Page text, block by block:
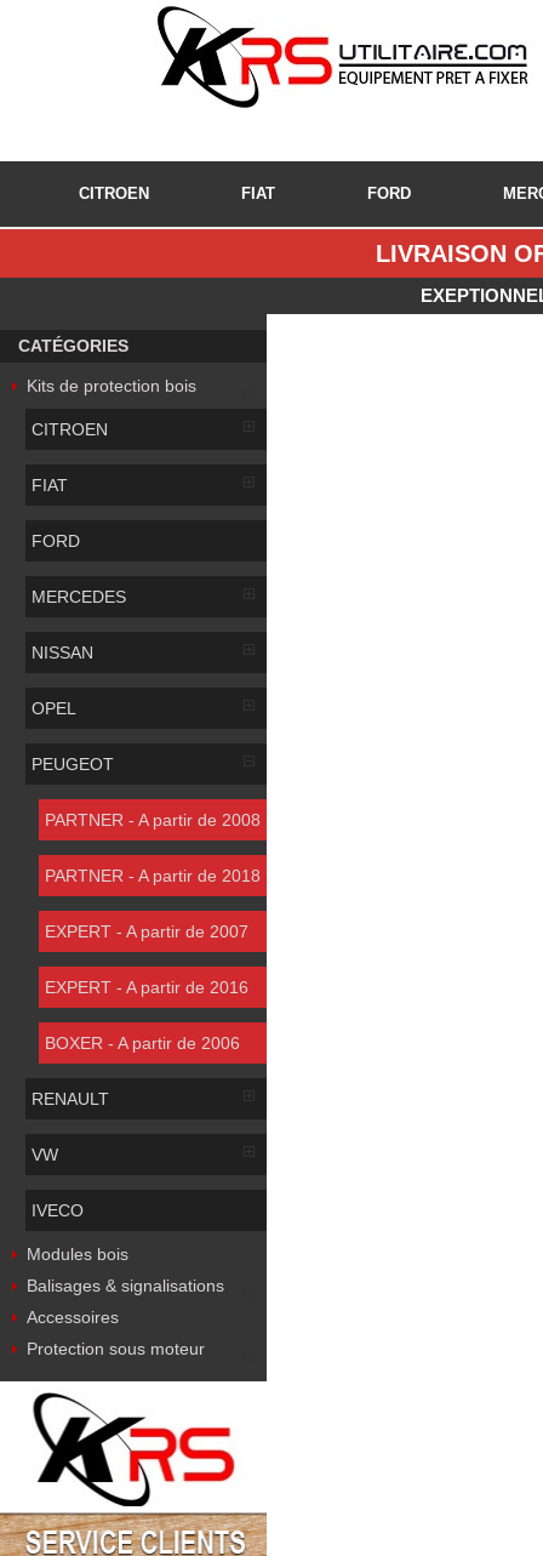
CITROEN FIAT FORD
LIVRAISON
CATÉGORIES
Kits de protection bois
CITROEN
FIAT
FORD
MERCEDES
NISSAN
OPEL
PEUGEOT
PARTNER - A partir de 2008
PARTNER - A partir de 2018
EXPERT - A partir de 2007
EXPERT - A partir de 2016
BOXER - A partir de 2006
RENAULT
VW
IVECO
Modules bois
Balisages & signalisations
Accessoires
Protection sous moteur